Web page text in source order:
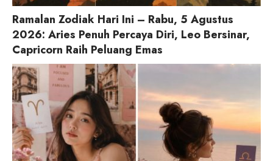
Ramalan Zodiak Hari Ini – Rabu, 5 Agustus
2026: Aries Penuh Percaya Diri, Leo Bersinar,
Capricorn Raih Peluang Emas